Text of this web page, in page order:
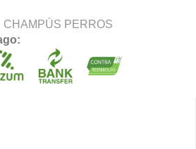
CHAMPÚS PERROS